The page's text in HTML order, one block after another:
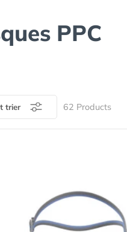
PPC
trier 62 Products